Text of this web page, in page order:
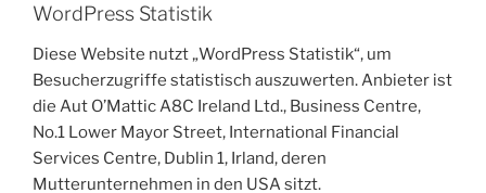
WordPress Statistik
Diese Website nutzt „WordPress Statistik“, um
Besucherzugriffe statistisch auszuwerten. Anbieter ist
die Aut O’Mattic A8C Ireland Ltd., Business Centre,
No.1 Lower Mayor Street, International Financial
Services Centre, Dublin 1, Irland, deren
Mutterunternehmen in den USA sitzt.